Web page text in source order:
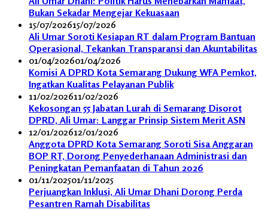
Bukan Sekadar Mengejar Kekuasaan
15/07/202615/07/2026
Ali Umar Soroti Kesiapan RT dalam Program Bantuan
Operasional, Tekankan Transparansi dan Akuntabilitas
01/04/202601/04/2026
Komisi A DPRD Kota Semarang Dukung WFA Pemkot,
Ingatkan Kualitas Pelayanan Publik
11/02/202611/02/2026
Kekosongan 55 Jabatan Lurah di Semarang Disorot
DPRD, Ali Umar: Langgar Prinsip Sistem Merit ASN
12/01/202612/01/2026
Anggota DPRD Kota Semarang Soroti Sisa Anggaran
BOP RT, Dorong Penyederhanaan Administrasi dan
Peningkatan Pemanfaatan di Tahun 2026
01/11/202501/11/2025
Perjuangkan Inklusi, Ali Umar Dhani Dorong Perda
Pesantren Ramah Disabilitas